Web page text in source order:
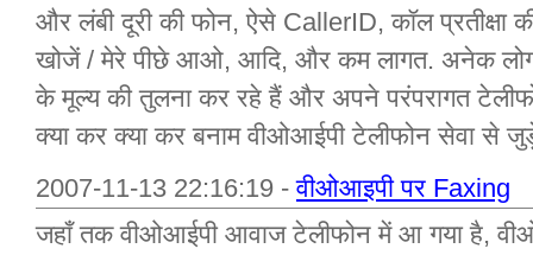
और लंबी दूरी की फोन, ऐसे CallerID, कॉल प्रतीक्षा
खोजें / मेरे पीछे आओ, आदि, और कम लागत. अनेक
के मूल्य की तुलना कर रहे हैं और अपने परंपरागत
क्या कर क्या कर बनाम वीओआईपी टेलीफोन सेवा से
2007-11-13 22:16:19 -वीओआइपी पर Faxing
जहाँ तक वीओआईपी आवाज टेलीफोन में आ गया है,